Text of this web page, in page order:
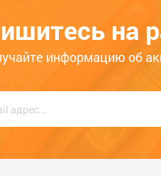
на
информацию об